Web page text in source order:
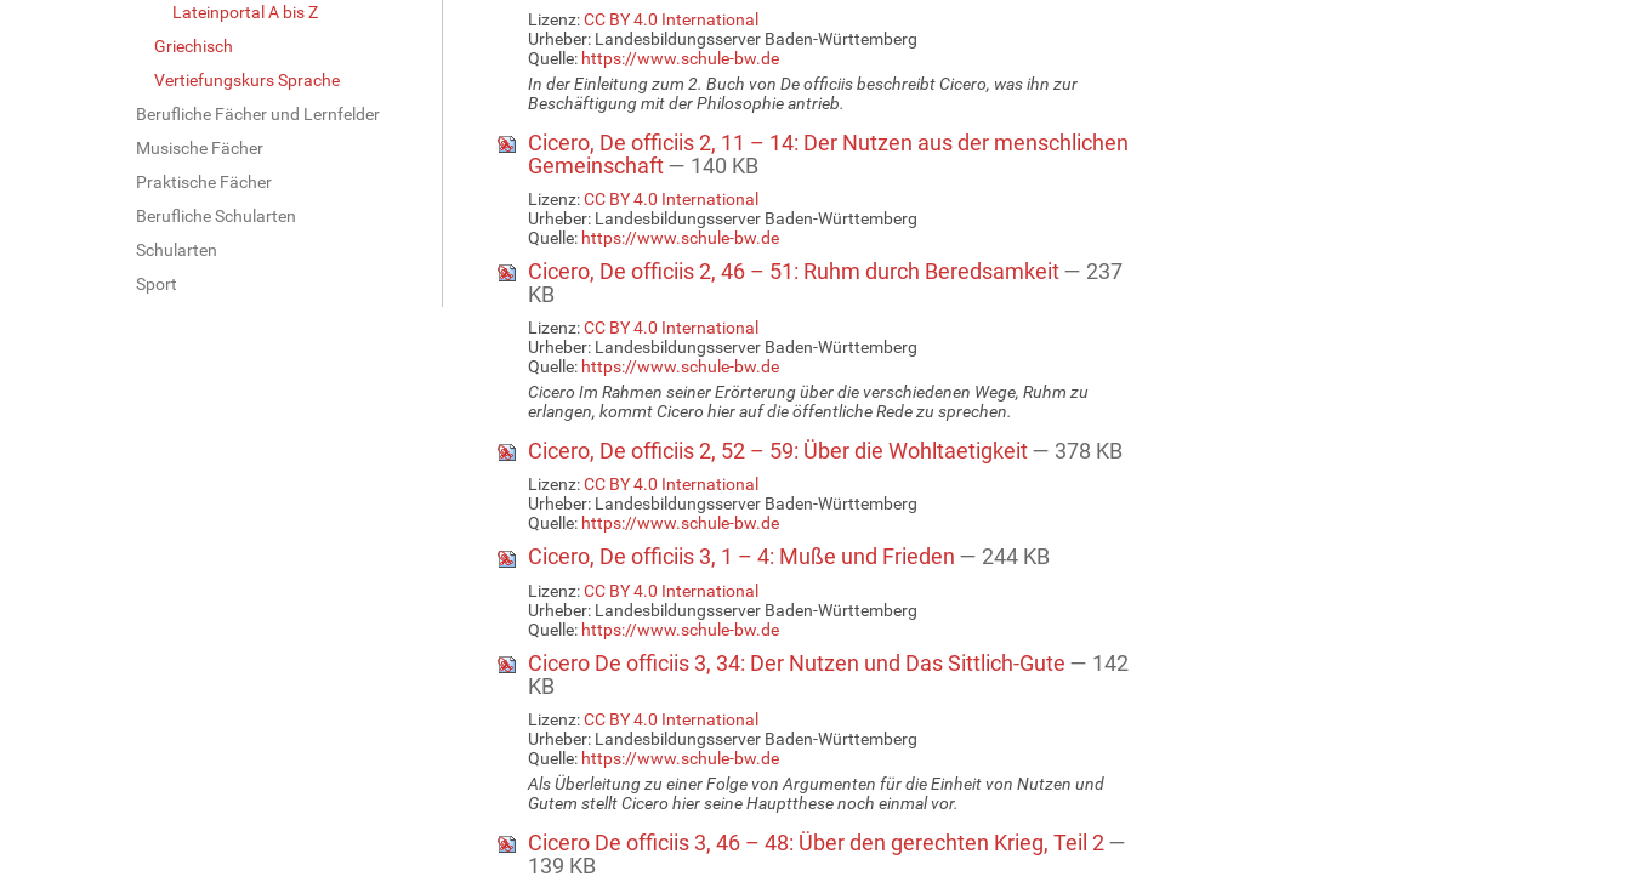
Lateinportal A bis Z
Griechisch
Vertiefungskurs Sprache
Berufliche Fächer und Lernfelder
Musische Fächer
Praktische Fächer
Berufliche Schularten
Schularten
Sport
Lizenz:CC BY 4.0 International
Urheber: Landesbildungsserver Baden-Württemberg
Quelle: https://www.schule-bw.de
In der Einleitung zum 2. Buch von De officiis beschreibt Cicero, was ihn zur
Beschäftigung mit der Philosophie antrieb.
Cicero, De officiis 2, 11 – 14: Der Nutzen aus der menschlichen
Gemeinschaft— 140 KB
Lizenz:CC BY 4.0 International
Urheber: Landesbildungsserver Baden-Württemberg
Quelle: https://www.schule-bw.de
Cicero, De officiis 2, 46 – 51: Ruhm durch Beredsamkeit— 237
KB
Lizenz:CC BY 4.0 International
Urheber: Landesbildungsserver Baden-Württemberg
Quelle: https://www.schule-bw.de
Cicero Im Rahmen seiner Erörterung über die verschiedenen Wege, Ruhm zu
erlangen, kommt Cicero hier auf die öffentliche Rede zu sprechen.
Cicero, De officiis 2, 52 – 59: Über die Wohltaetigkeit— 378 KB
Lizenz:CC BY 4.0 International
Urheber: Landesbildungsserver Baden-Württemberg
Quelle: https://www.schule-bw.de
Cicero, De officiis 3, 1 – 4: Muße und Frieden — 244 KB
Lizenz:CC BY 4.0 International
Urheber: Landesbildungsserver Baden-Württemberg
Quelle: https://www.schule-bw.de
Cicero De officiis 3, 34: Der Nutzen und Das Sittlich-Gute — 142
KB
Lizenz:CC BY 4.0 International
Urheber: Landesbildungsserver Baden-Württemberg
Quelle: https://www.schule-bw.de
Als Überleitung zu einer Folge von Argumenten für die Einheit von Nutzen und
Gutem stellt Cicero hier seine Hauptthese noch einmal vor.
Cicero De officiis 3, 46 – 48: Über den gerechten Krieg, Teil 2—
139 KB